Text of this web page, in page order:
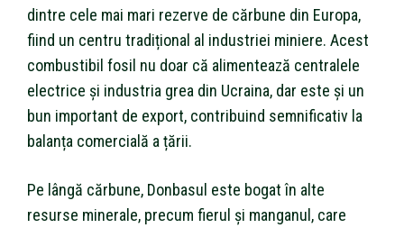
dintre cele mai mari rezerve de cărbune din Europa,
fiind un centru tradițional al industriei miniere. Acest
combustibil fosil nu doar că alimentează centralele
electrice și industria grea din Ucraina, dar este și un
bun important de export, contribuind semnificativ la
balanța comercială a țării.
Pe lângă cărbune, Donbasul este bogat în alte
resurse minerale, precum fierul și manganul, care